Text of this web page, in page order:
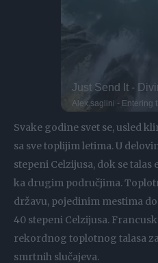
Svake godine svet se, usled
sa sve toplijim letima. U
stepeni Celzijusa, dok se
ka drugim područjima.
državu, pojedinim mestima
40 stepeni Celzijusa.
rekordnog toplotnog talasa
smrtnih slučajeva.